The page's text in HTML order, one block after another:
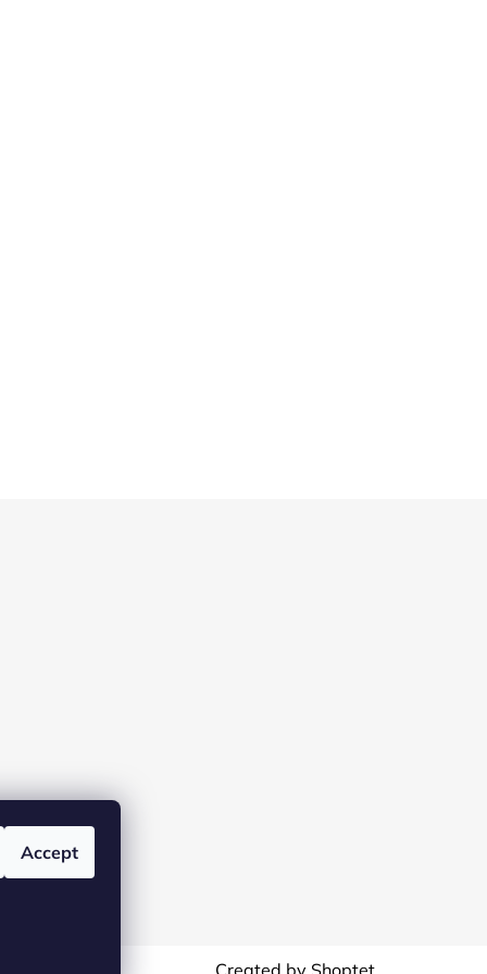
Accept
Created by Shoptet